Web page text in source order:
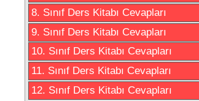
8. Sınıf Ders Kitabı Cevapları
9. Sınıf Ders Kitabı Cevapları
10. Sınıf Ders Kitabı Cevapları
11. Sınıf Ders Kitabı Cevapları
12. Sınıf Ders Kitabı Cevapları